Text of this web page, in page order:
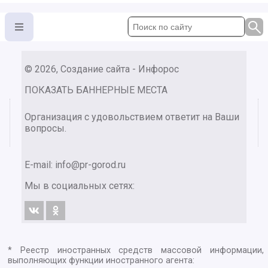
© 2026, Создание сайта - Инфорос
ПОКАЗАТЬ БАННЕРНЫЕ МЕСТА
Организация с удовольствием ответит на Ваши
вопросы.
E-mail: info@pr-gorod.ru
Мы в социальных сетях:
* Реестр иностранных средств массовой информации,
выполняющих функции иностранного агента: